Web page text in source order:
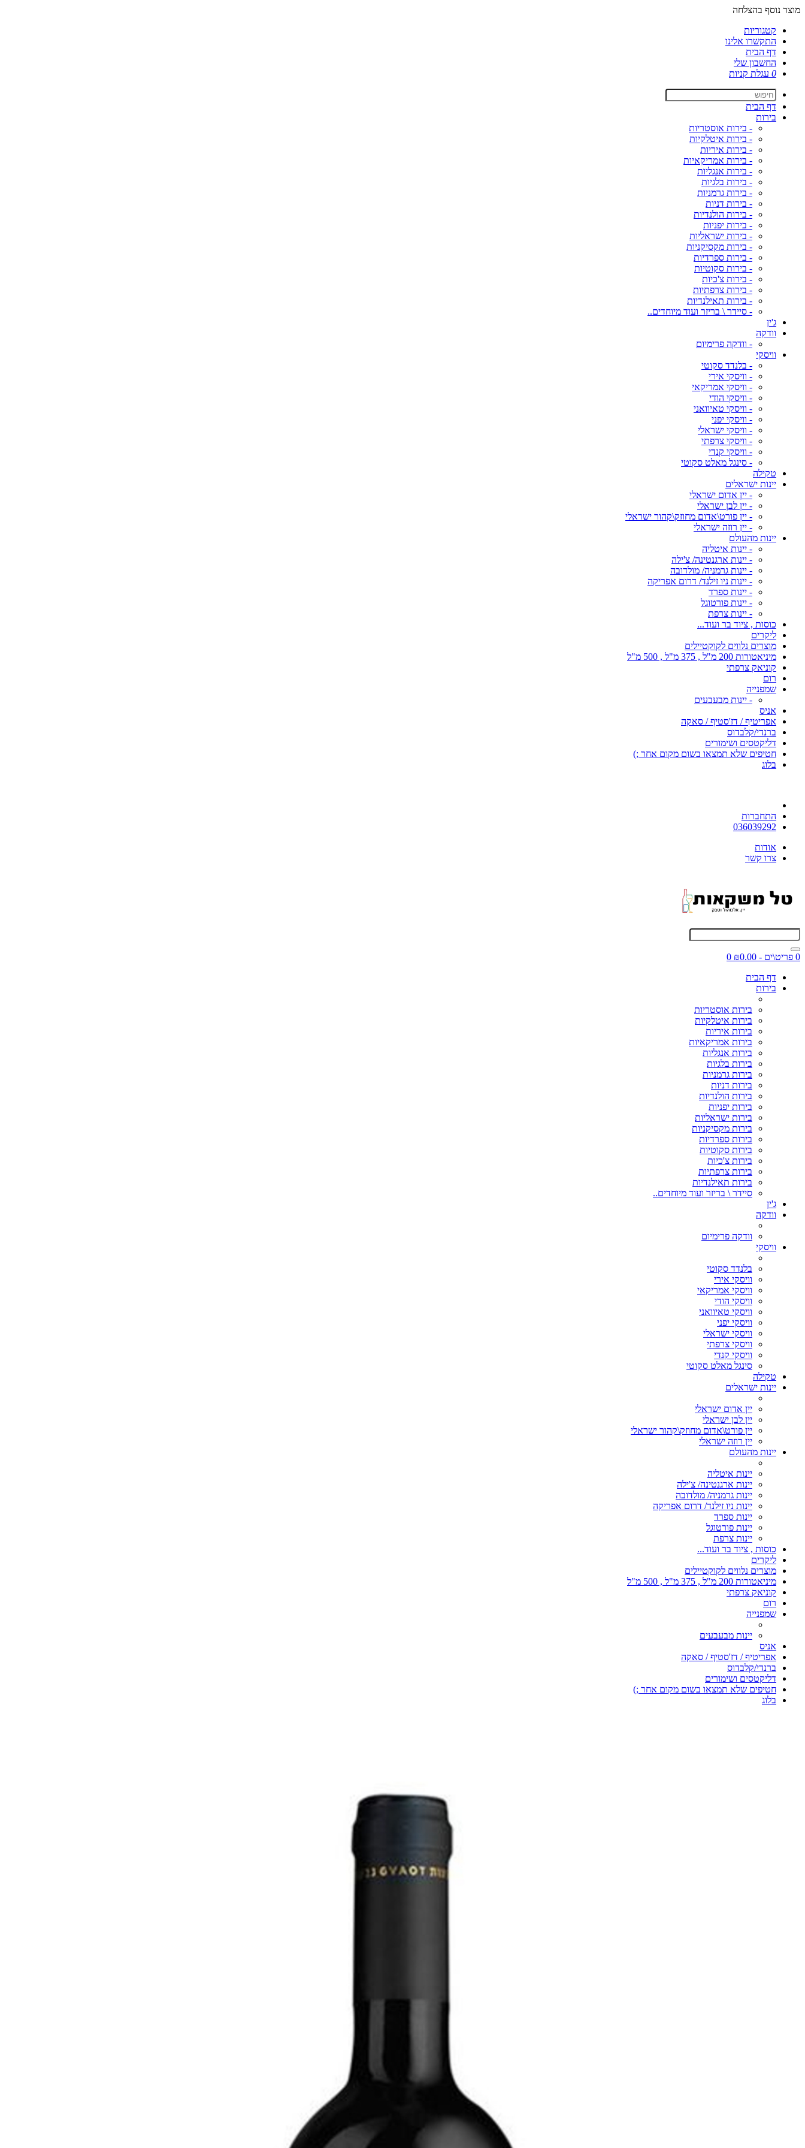
מוצר נוסף בהצלחה
קטגוריות
התקשרו אלינו
דף הבית
החשבון שלי
0 עגלת קניות
דף הבית
בירות
- בירות אוסטריות
- בירות איטלקיות
- בירות איריות
- בירות אמריקאיות
- בירות אנגליות
- בירות בלגיות
- בירות גרמניות
- בירות דניות
- בירות הולנדיות
- בירות יפניות
- בירות ישראליות
- בירות מקסיקניות
- בירות ספרדיות
- בירות סקוטיות
- בירות צ'כיות
- בירות צרפתיות
- בירות תאילנדיות
- סיידר \ בריזר ועוד מיוחדים..
ג'ין
וודקה
- וודקה פרימיום
וויסקי
- בלנדד סקוטי
- וויסקי אירי
- וויסקי אמריקאי
- וויסקי הודי
- וויסקי טאיוואני
- וויסקי יפני
- וויסקי ישראלי
- וויסקי צרפתי
- וויסקי קנדי
- סינגל מאלט סקוטי
טקילה
יינות ישראלים
- יין אדום ישראלי
- יין לבן ישראלי
- יין פורט\אדום מחוזק\קהור ישראלי
- יין רוזה ישראלי
יינות מהעולם
- יינות איטליה
- יינות ארגנטינה/ צ'ילה
- יינות גרמניה/ מולדובה
- יינות ניו זילנד/ דרום אפריקה
- יינות ספרד
- יינות פורטוגל
- יינות צרפת
כוסות , ציוד בר ועוד...
ליקרים
מוצרים נלווים לקוקטיילים
מיניאטורות 200 מ"ל , 375 מ"ל , 500 מ"ל
קוניאק צרפתי
רום
שמפנייה
- יינות מבעבעים
אניס
אפריטיף / דז'סטיף / סאקה
ברנדי/קלבדוס
דליקטסים ושימורים
חטיפים שלא תמצאו בשום מקום אחר ;)
בלוג
התחברות
036039292
אודות
צרו קשר
0 פריט\ים - ₪0.00
0
דף הבית
בירות
בירות אוסטריות
בירות איטלקיות
בירות איריות
בירות אמריקאיות
בירות אנגליות
בירות בלגיות
בירות גרמניות
בירות דניות
בירות הולנדיות
בירות יפניות
בירות ישראליות
בירות מקסיקניות
בירות ספרדיות
בירות סקוטיות
בירות צ'כיות
בירות צרפתיות
בירות תאילנדיות
סיידר \ בריזר ועוד מיוחדים..
ג'ין
וודקה
וודקה פרימיום
וויסקי
בלנדד סקוטי
וויסקי אירי
וויסקי אמריקאי
וויסקי הודי
וויסקי טאיוואני
וויסקי יפני
וויסקי ישראלי
וויסקי צרפתי
וויסקי קנדי
סינגל מאלט סקוטי
טקילה
יינות ישראלים
יין אדום ישראלי
יין לבן ישראלי
יין פורט\אדום מחוזק\קהור ישראלי
יין רוזה ישראלי
יינות מהעולם
יינות איטליה
יינות ארגנטינה/ צ'ילה
יינות גרמניה/ מולדובה
יינות ניו זילנד/ דרום אפריקה
יינות ספרד
יינות פורטוגל
יינות צרפת
כוסות , ציוד בר ועוד...
ליקרים
מוצרים נלווים לקוקטיילים
מיניאטורות 200 מ"ל , 375 מ"ל , 500 מ"ל
קוניאק צרפתי
רום
שמפנייה
יינות מבעבעים
אניס
אפריטיף / דז'סטיף / סאקה
ברנדי/קלבדוס
דליקטסים ושימורים
חטיפים שלא תמצאו בשום מקום אחר ;)
בלוג